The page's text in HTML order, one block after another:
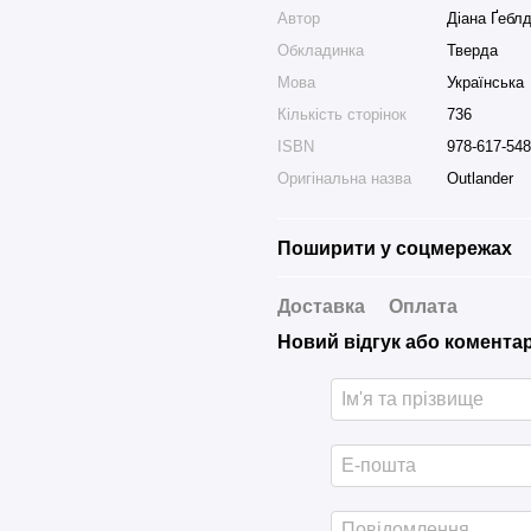
Автор
Діана
Обкладинка
Тверда
Мова
Українська
Кількість сторінок
736
ISBN
978-617-
Оригінальна назва
Outlander
Поширити у соцмережах
Доставка
Оплата
Новий відгук або